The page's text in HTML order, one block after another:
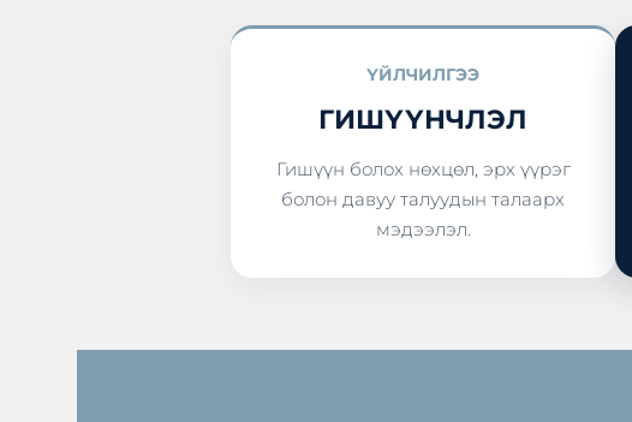
ҮЙЛЧИЛГЭЭ
ГИШҮҮНЧЛЭЛ
Гишүүн болох нөхцөл, эрх үүрэг
болон давуу талуудын талаарх
мэдээлэл.